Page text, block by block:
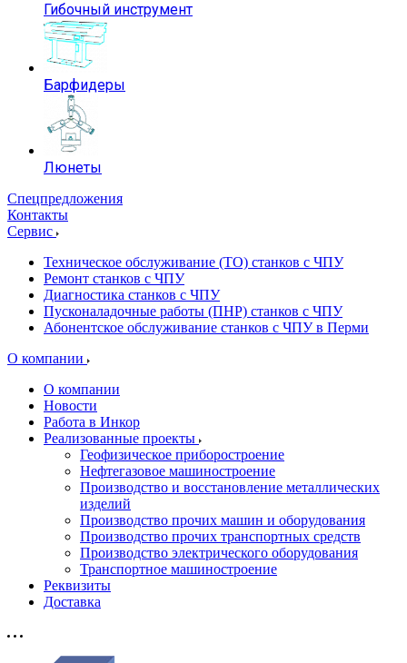
Гибочный инструмент
Барфидеры
Люнеты
Спецпредложения
Контакты
Сервис
Техническое обслуживание (ТО) станков с ЧПУ
Ремонт станков с ЧПУ
Диагностика станков с ЧПУ
Пусконаладочные работы (ПНР) станков с ЧПУ
Абонентское обслуживание станков с ЧПУ в Перми
О компании
О компании
Новости
Работа в Инкор
Реализованные проекты
Геофизическое приборостроение
Нефтегазовое машиностроение
Производство и восстановление металлических
изделий
Производство прочих машин и оборудования
Производство прочих транспортных средств
Производство электрического оборудования
Транспортное машиностроение
Реквизиты
Доставка